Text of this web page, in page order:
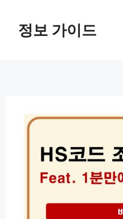
정보 가이드